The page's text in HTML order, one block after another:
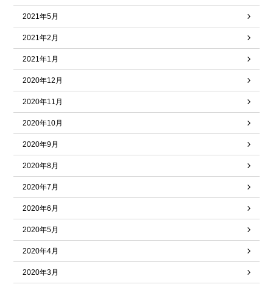
2021年5月
2021年2月
2021年1月
2020年12月
2020年11月
2020年10月
2020年9月
2020年8月
2020年7月
2020年6月
2020年5月
2020年4月
2020年3月